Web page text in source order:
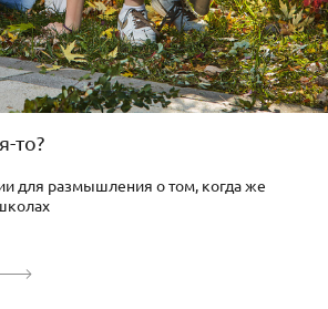
то?
для размышления о том, когда же